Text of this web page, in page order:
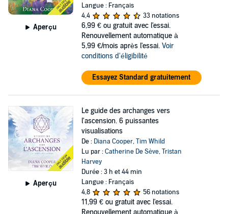
Aperçu
Langue : Français
4,4
33 notations
6,99 € ou gratuit avec l'essai.
Renouvellement automatique à
5,99 €/mois après l'essai. Voir
conditions d'éligibilité
Essayez Standard gratuitement
Aperçu
Le guide des archanges vers
l'ascension. 6 puissantes
visualisations
De : Diana Cooper,Tim Whild
Lu par :Catherine De Sève,Tristan
Harvey
Durée : 3 h et 44 min
Langue : Français
4,8
56 notations
11,99 € ou gratuit avec l'essai.
Renouvellement automatique à